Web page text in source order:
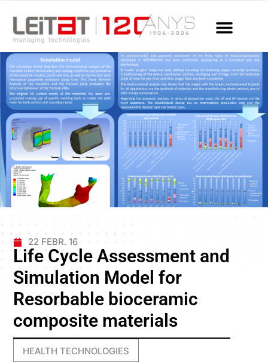
22 FEBR. 16
Life Cycle Assessment and
Simulation Model for
Resorbable bioceramic
composite materials
HEALTH TECHNOLOGIES